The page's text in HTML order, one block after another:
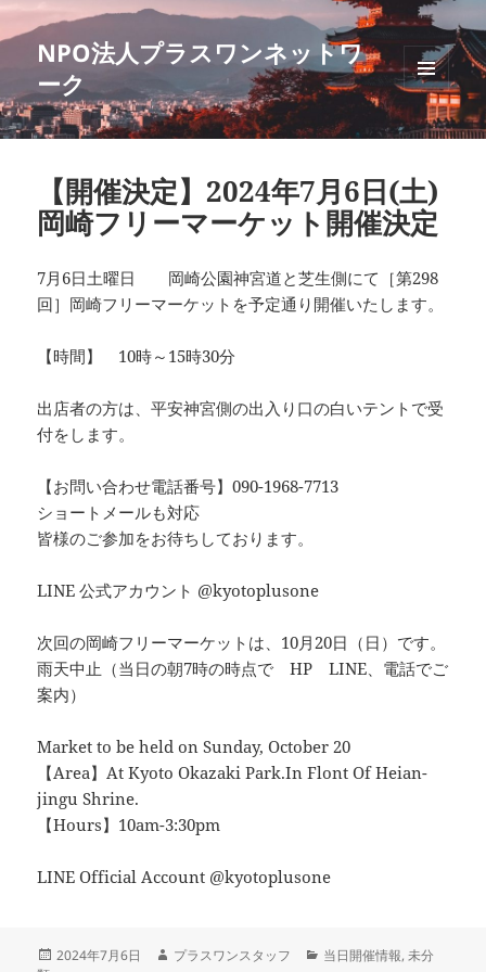
NPO法人プラスワンネットワ
ーク
メニュ
ーとウ
ィジェ
【開催決定】2024年7月6日(土)
岡崎フリーマーケット開催決定
7月6日土曜日 岡崎公園神宮道と芝生側にて［第298
回］岡崎フリーマーケットを予定通り開催いたします。
【時間】 10時～15時30分
出店者の方は、平安神宮側の出入り口の白いテントで受
付をします。
【お問い合わせ電話番号】090-1968-7713
ショートメールも対応
皆様のご参加をお待ちしております。
LINE 公式アカウント @kyotoplusone
次回の岡崎フリーマーケットは、10月20日（日）です。
雨天中止（当日の朝7時の時点で HP LINE、電話でご
案内）
Market to be held on Sunday, October 20
【Area】At Kyoto Okazaki Park.In Flont Of Heian-
jingu Shrine.
【Hours】10am-3:30pm
LINE Official Account @kyotoplusone
投
2024年7月6日
作
プラスワンスタッフ
カ
当日開催情報,未分